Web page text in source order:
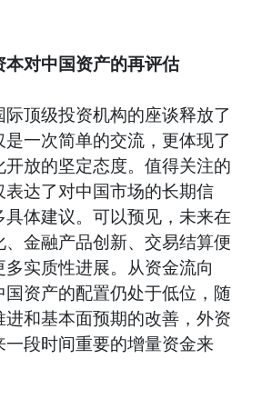
本对中国资产的再评估
顶级投资机构的座谈释放了
一次简单的交流，更体现了
放的坚定态度。值得关注的
表达了对中国市场的长期信
体建议。可以预见，未来在
金融产品创新、交易结算便
实质性进展。从资金流向
资产的配置仍处于低位，随
和基本面预期的改善，外资
一段时间重要的增量资金来